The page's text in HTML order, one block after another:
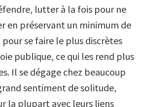
lutter à la fois pour ne
en préservant un minimum de
se faire le plus discrètes
publique, ce qui les rend plus
Il se dégage chez beaucoup
sentiment de solitude,
la plupart avec leurs liens